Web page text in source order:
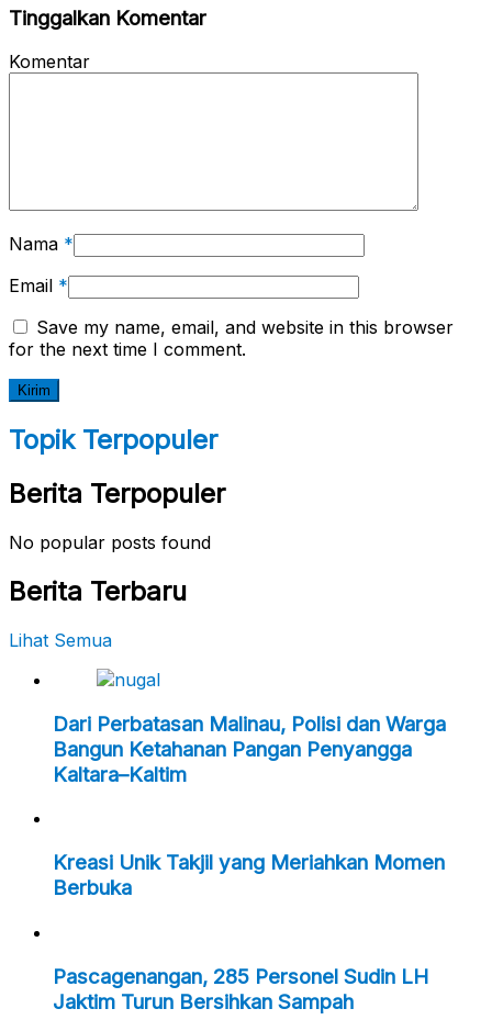
Tinggalkan Komentar
Komentar
Nama *
Email *
Save my name, email, and website in this browser
for the next time I comment.
Topik Terpopuler
Berita Terpopuler
No popular posts found
Berita Terbaru
Lihat Semua
Dari Perbatasan Malinau, Polisi dan Warga
Bangun Ketahanan Pangan Penyangga
Kaltara–Kaltim
Kreasi Unik Takjil yang Meriahkan Momen
Berbuka
Pascagenangan, 285 Personel Sudin LH
Jaktim Turun Bersihkan Sampah